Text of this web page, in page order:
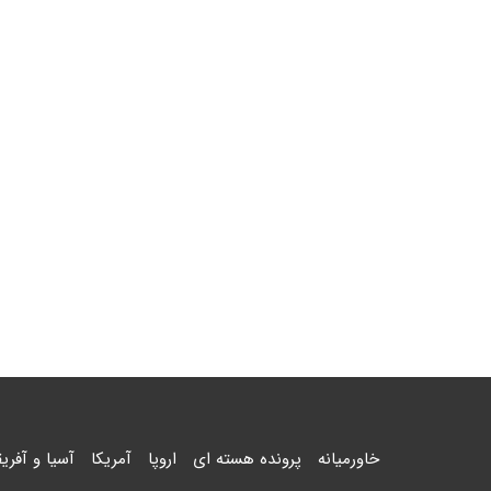
خاورمیانه پرونده هسته ای اروپا آمریکا آسیا و